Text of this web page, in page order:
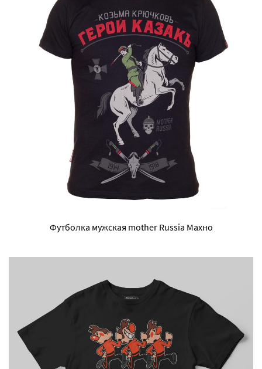
Футболка мужская mother Russia Махно